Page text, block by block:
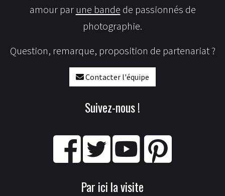
amour par une bande de passionnés de
photographie.
Question, remarque, proposition de partenariat ?
Contacter l'équipe
Suivez-nous !
Par ici la visite